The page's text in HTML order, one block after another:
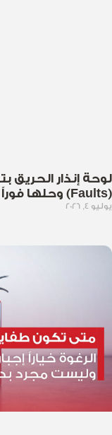
لوحة إنذار
(Faults) وحلها فوراً
يوليو 4, 2026